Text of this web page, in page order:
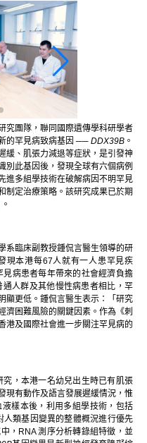
究團隊，聯同國際遺傳學科研學者
的罕見病致病基因 ── DDX39B 。
緩、肌張力減退等症狀，是引發神
別此基因後，發現全球有六個病例
進多組學技術在破解病因不明罕見
制定治療策略。該研究成果已於期
系臨床副教授鍾侃言醫生領導的研
現本港每67人就有一人患罕見疾
病患者每年帶來的社會經濟負擔
人群及其他慢性病患者相比，罕
顯更低。鍾侃言醫生表示：「研究
濟困難風險的關鍵因素。作為《刺
港及國際社會進一步關注罕見病的
，本港一名幼兒出生時已有肌張
現有動作及語言發展遲緩情況，惟
樣本後，利用多組學技術，包括
人類基因變異的整體概況進行優先
，RNA 測序分析轉錄組特徵，並